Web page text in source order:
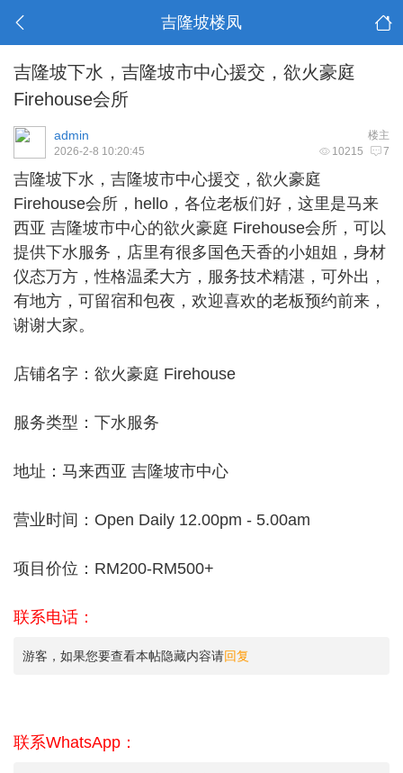
吉隆坡楼凤
吉隆坡下水，吉隆坡市中心援交，欲火豪庭
Firehouse会所
楼主
admin
10215 7
2026-2-8 10:20:45
吉隆坡下水 ，吉隆坡市中心援交，欲火豪庭
Firehouse会所，hello，各位老板们好，这里是马来
西亚 吉隆坡市中心的欲火豪庭 Firehouse会所，可以
提供下水服务，店里有很多国色天香的小姐姐，身材
仪态万方，性格温柔大方，服务技术精湛，可外出，
有地方，可留宿和包夜，欢迎喜欢的老板预约前来，
谢谢大家。
店铺名字：欲火豪庭 Firehouse
服务类型：下水服务
地址：马来西亚 吉隆坡市中心
营业时间：Open Daily 12.00pm - 5.00am
项目价位：RM200-RM500+
联系电话：
游客，如果您要查看本帖隐藏内容请回复
联系WhatsApp：